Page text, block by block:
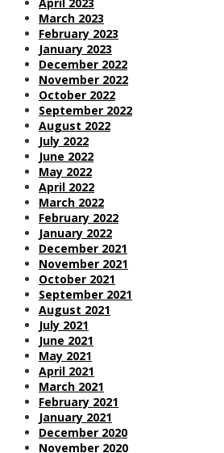
March 2023
February 2023
January 2023
December 2022
November 2022
October 2022
September 2022
August 2022
July 2022
June 2022
May 2022
April 2022
March 2022
February 2022
January 2022
December 2021
November 2021
October 2021
September 2021
August 2021
July 2021
June 2021
May 2021
April 2021
March 2021
February 2021
January 2021
December 2020
November 2020